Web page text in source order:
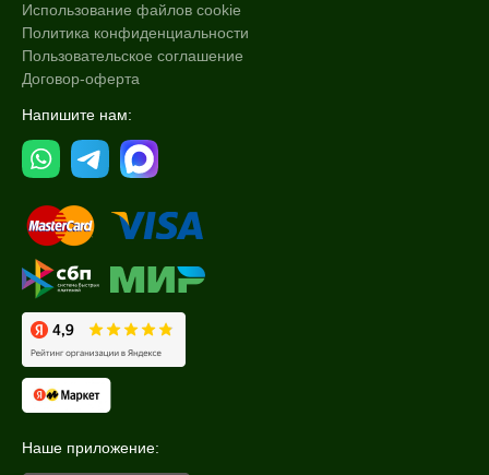
Использование файлов cookie
Политика конфиденциальности
Пользовательское соглашение
Договор-оферта
Напишите нам:
Наше приложение: